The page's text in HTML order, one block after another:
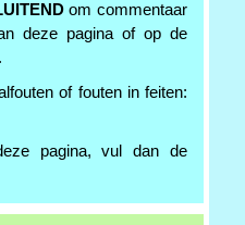
om commentaar
deze pagina of op de
of fouten in feiten:
pagina, vul dan de